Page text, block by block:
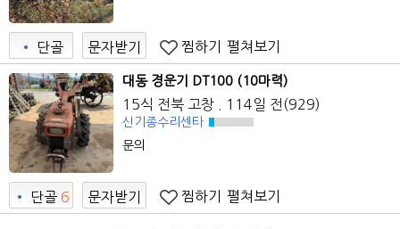
• 단골 문자받기 찜하기 펼쳐보기
대동 경운기 DT100 (10마력)
15식 전북 고창 . 114일 전(929)
신기종수리센타
문의
• 단골 6 문자받기 찜하기 펼쳐보기